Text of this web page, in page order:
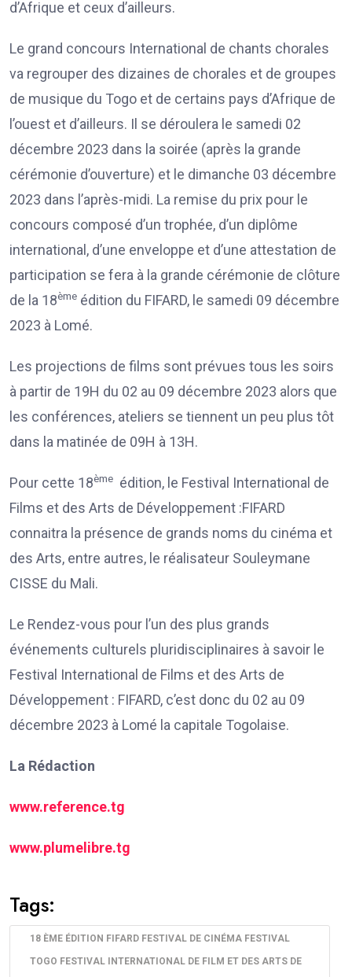
d’Afrique et ceux d’ailleurs.
Le grand concours International de chants chorales
va regrouper des dizaines de chorales et de groupes
de musique du Togo et de certains pays d’Afrique de
l’ouest et d’ailleurs. Il se déroulera le samedi 02
décembre 2023 dans la soirée (après la grande
cérémonie d’ouverture) et le dimanche 03 décembre
2023 dans l’après-midi. La remise du prix pour le
concours composé d’un trophée, d’un diplôme
international, d’une enveloppe et d’une attestation de
participation se fera à la grande cérémonie de clôture
de la 18ème édition du FIFARD, le samedi 09 décembre
2023 à Lomé.
Les projections de films sont prévues tous les soirs
à partir de 19H du 02 au 09 décembre 2023 alors que
les conférences, ateliers se tiennent un peu plus tôt
dans la matinée de 09H à 13H.
Pour cette 18ème édition, le Festival International de
Films et des Arts de Développement :FIFARD
connaitra la présence de grands noms du cinéma et
des Arts, entre autres, le réalisateur Souleymane
CISSE du Mali.
Le Rendez-vous pour l’un des plus grands
événements culturels pluridisciplinaires à savoir le
Festival International de Films et des Arts de
Développement : FIFARD, c’est donc du 02 au 09
décembre 2023 à Lomé la capitale Togolaise.
La Rédaction
www.reference.tg
www.plumelibre.tg
Tags:
18 ÈME ÉDITION FIFARD FESTIVAL DE CINÉMA FESTIVAL
TOGO FESTIVAL INTERNATIONAL DE FILM ET DES ARTS DE